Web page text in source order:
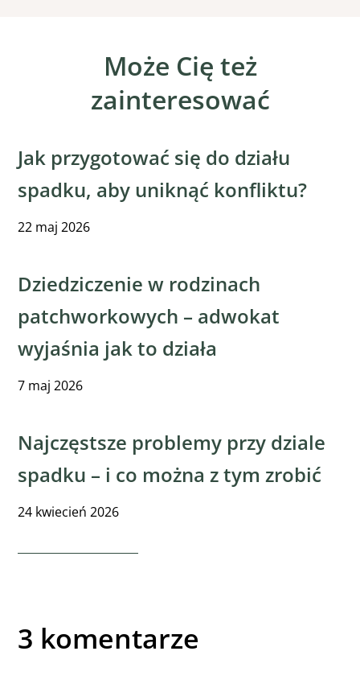
Może Cię też
zainteresować
Jak przygotować się do działu
spadku, aby uniknąć konfliktu?
22 maj 2026
Dziedziczenie w rodzinach
patchworkowych – adwokat
wyjaśnia jak to działa
7 maj 2026
Najczęstsze problemy przy dziale
spadku – i co można z tym zrobić
24 kwiecień 2026
3 komentarze